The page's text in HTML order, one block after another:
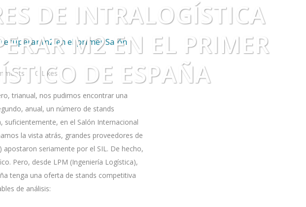
DE INTRALOGÍSTICA
M2 EN EL PRIMER
DE ESPAÑA
m2 en el primer Salón
0 Likes
trianual, nos pudimos encontrar una
anual, un número de stands
en el Salón Internacional
la vista atrás, grandes proveedores de
seriamente por el SIL. De hecho,
Pero, desde LPM (Ingeniería Logística),
tenga una oferta de stands competitiva
de análisis: